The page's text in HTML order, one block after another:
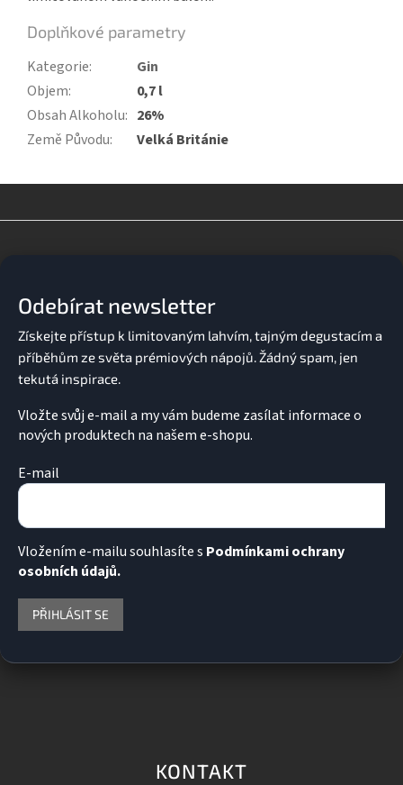
Doplňkové parametry
Kategorie:
Gin
Objem:
0,7 l
Obsah Alkoholu: 26%
Země Původu: Velká Británie
Odebírat newsletter
Vložte svůj e-mail a my vám budeme zasílat informace o
nových produktech na našem e-shopu.
E-mail
Vložením e-mailu souhlasíte s Podmínkami ochrany
osobních údajů.
PŘIHLÁSIT SE
KONTAKT